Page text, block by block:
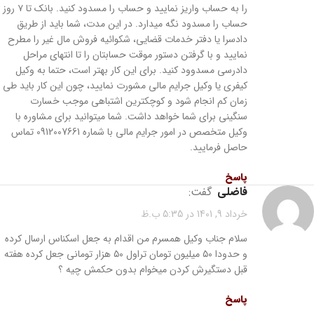
را به حساب واریز نمایید و حساب را مسدود کنید. بانک تا ۷ روز
حساب را مسدود نگه میدارد. در این مدت، شما باید از طریق
دادسرا یا دفتر خدمات قضایی، شکوائیه فروش مال غیر را مطرح
نمایید و با گرفتن دستور موقت حسابتان را تا انتهای مراحل
دادرسی مسدوود کنید. برای این کار بهتر است، حتما به وکیل
کیفری یا وکیل جرایم مالی مشورت نمایید، چون این کار باید طی
زمان کم انجام شود و کوچکترین اشتباهی موجب خسارت
سنگینی برای شما خواهد داشت. شما میتوانید برای مشاوره با
وکیل متخصص در امور جرایم مالی با شماره 0912007661 تماس
حاصل فرمایید.
پاسخ
فاضلی گفت:
خرداد 9, 1401 در 5:35 ب.ظ
سلام جناب وکیل همسرم من اقدام به جعل اسکناس ارسال کرده
و حدودا ۵۰ میلیون تومان تراول ۵۰ هزار تومانی جعل کرده هفته
قبل دستگیرش کردن میخوام بدون حکمش چیه ؟
پاسخ